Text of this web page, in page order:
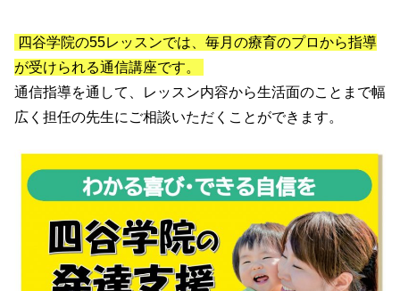
四谷学院の55レッスンでは、毎月の療育のプロから指導
が受けられる通信講座です。
通信指導を通して、レッスン内容から生活面のことまで幅
広く担任の先生にご相談いただくことができます。